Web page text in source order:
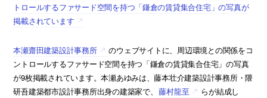
トロールするファサード空間を持つ「鎌倉の賃貸集合住宅」の写真が
掲載されています
本瀬齋田建築設計事務所
のウェブサイトに、周辺環境との関係をコ
ントロールするファサード空間を持つ「鎌倉の賃貸集合住宅」の写真
が9枚掲載されています。本瀬あゆみは、藤本壮介建築設計事務所・隈
研吾建築都市設計事務所出身の建築家で、
藤村龍至
らが結成し